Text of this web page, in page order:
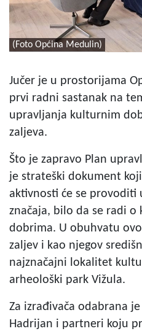
(Foto Općina Medulin)
Jučer je u prostorijama
prvi radni sastanak na
upravljanja kulturnim
zaljeva.
Što je zapravo Plan
je strateški dokument
aktivnosti će se
značaja, bilo da se radi
dobrima. U obuhvatu
zaljev i kao njegov
najznačajni lokalitet
arheološki park Vižula.
Za izrađivača odabrana
Hadrijan i partneri koju